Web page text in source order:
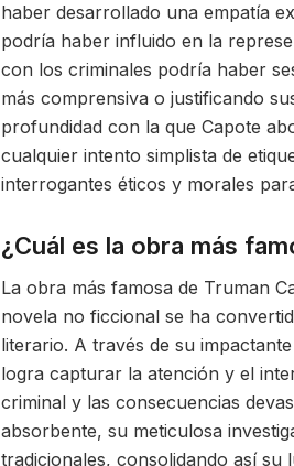
haber desarrollado una empatía
podría haber influido en la
con los criminales podría haber
más comprensiva o justificando
profundidad con la que Capote
cualquier intento simplista de
interrogantes éticos y morales
¿Cuál es la obra más
La obra más famosa de Truman
novela no ficcional se ha
literario. A través de su
logra capturar la atención y el
criminal y las consecuencias
absorbente, su meticulosa
tradicionales, consolidando así su